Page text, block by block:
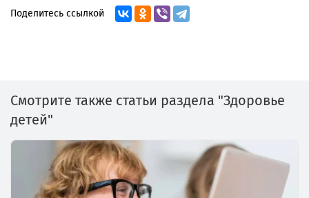
Поделитесь ссылкой
Смотрите также статьи раздела "Здоровье
детей"